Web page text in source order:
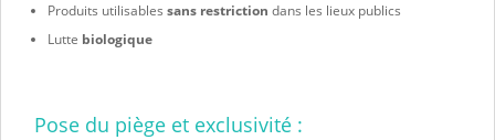
Produits utilisables sans restriction dans les lieux publics
Lutte biologique
Pose du piège et exclusivité :